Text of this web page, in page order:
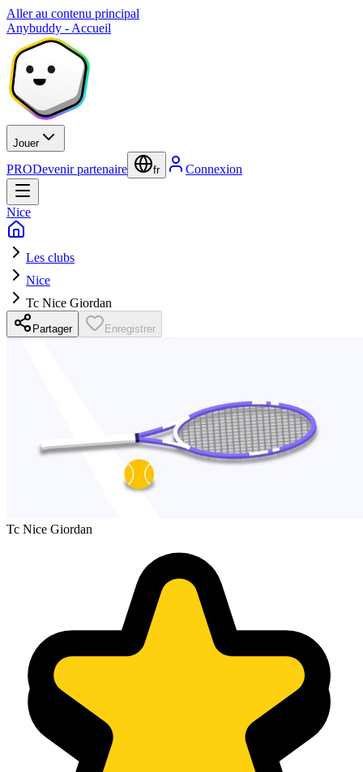
Aller au contenu principal
Anybuddy - Accueil
Jouer
PRODevenir partenaire fr Connexion
Nice
Les clubs
Nice
Tc Nice Giordan
Partager Enregistrer
Tc Nice Giordan